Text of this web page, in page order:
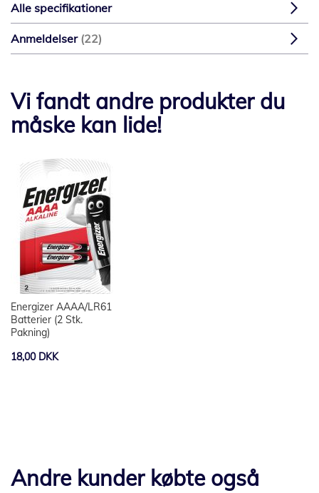
Alle specifikationer
Anmeldelser 22
Vi fandt andre produkter du
måske kan lide!
Energizer AAAA/LR61
Batterier (2 Stk.
Pakning)
18,00 DKK
Andre kunder købte også